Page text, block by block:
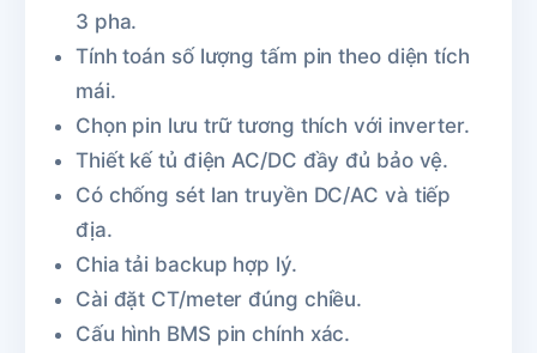
3 pha.
Tính toán số lượng tấm pin theo diện tích
mái.
Chọn pin lưu trữ tương thích với inverter.
Thiết kế tủ điện AC/DC đầy đủ bảo vệ.
Có chống sét lan truyền DC/AC và tiếp
địa.
Chia tải backup hợp lý.
Cài đặt CT/meter đúng chiều.
Cấu hình BMS pin chính xác.